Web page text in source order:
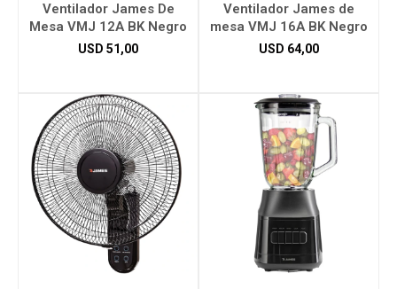
Ventilador James De
Mesa VMJ 12A BK Negro
USD 51,00
Ventilador James de
mesa VMJ 16A BK Negro
USD 64,00